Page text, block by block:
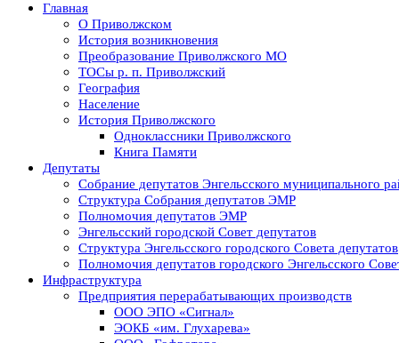
Главная
О Приволжском
История возникновения
Преобразование Приволжского МО
ТОСы р. п. Приволжский
География
Население
История Приволжского
Одноклассники Приволжского
Книга Памяти
Депутаты
Собрание депутатов Энгельсского муниципального
Структура Собрания депутатов ЭМР
Полномочия депутатов ЭМР
Энгельсский городской Совет депутатов
Структура Энгельсского городского Совета депутатов
Полномочия депутатов городского Энгельсского
Инфраструктура
Предприятия перерабатывающих производств
ООО ЭПО «Сигнал»
ЭОКБ «им. Глухарева»